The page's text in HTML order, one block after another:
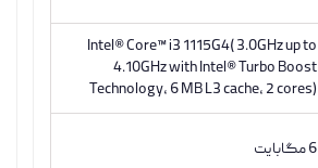
Intel® Core™ i3 1115G4( 3.0GHz up to
4.10GHz with Intel® Turbo Boost
Technology, 6 MB L3 cache, 2 cores)
6 مگابایت